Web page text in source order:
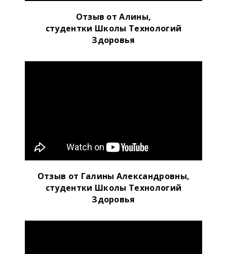
Отзыв от Алины,
студентки Школы Технологий
Здоровья
Отзыв от Галины Александровны,
студентки Школы Технологий
Здоровья